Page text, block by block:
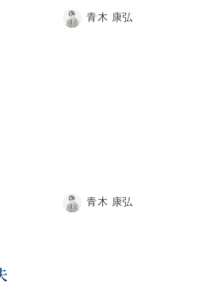
青木 康弘
青木 康弘